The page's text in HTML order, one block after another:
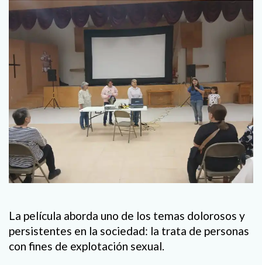
La película aborda uno de los temas dolorosos y
persistentes en la sociedad: la trata de personas
con fines de explotación sexual.